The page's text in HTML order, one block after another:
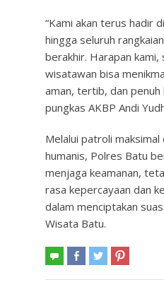
“Kami akan terus hadir
hingga seluruh
berakhir. Harapan kami,
wisatawan bisa
aman, tertib, dan penuh
pungkas AKBP Andi
Melalui patroli
humanis, Polres Batu
menjaga keamanan,
rasa kepercayaan dan
dalam menciptakan
Wisata Batu.